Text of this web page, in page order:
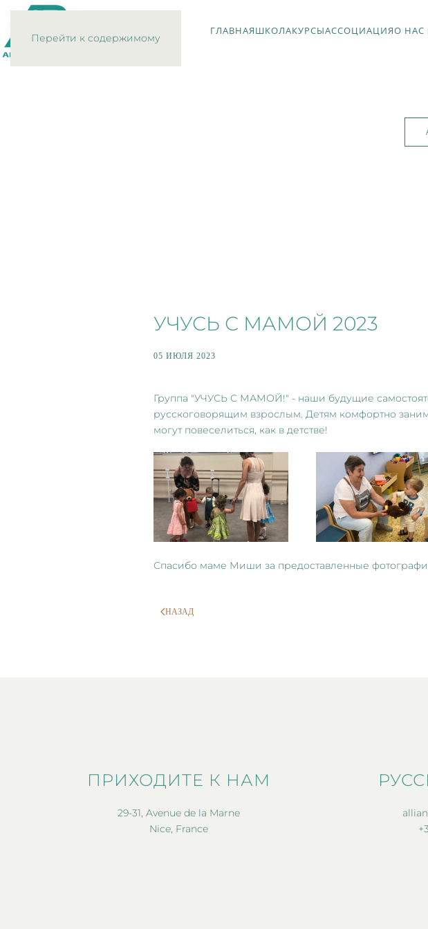
Перейти к содержимому
ГЛАВНАЯ ШКОЛАКУРСЫАССОЦИАЦИЯО НАС
УЧУСЬ С МАМОЙ 2023
05 ИЮЛЯ 2023
Группа "УЧУСЬ С МАМОЙ!" - наши будущие
русскоговорящим взрослым. Детям комфортно
могут повеселиться, как в детстве!
Спасибо маме Миши за предоставленные
НАЗАД
ПРИХОДИТЕ К НАМ
29-31, Avenue de la Marne
Nice, France